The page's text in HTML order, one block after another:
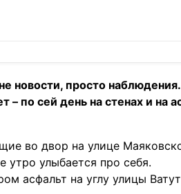
новости, просто
– по сей день на стенах и на
во двор на улице
утро улыбается про себя.
асфальт на углу улицы